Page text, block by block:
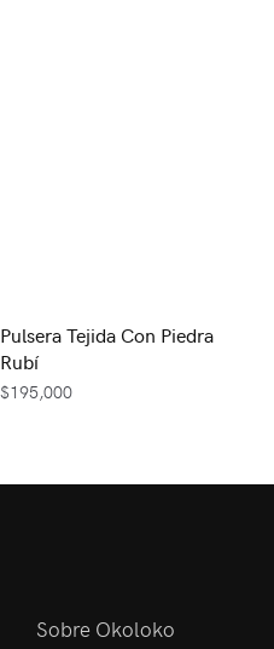
Pulsera Tejida Con Piedra
Rubí
$195,000
Sobre Okoloko